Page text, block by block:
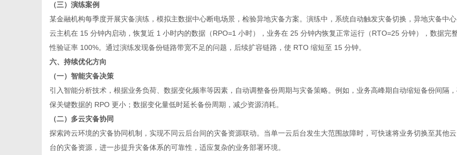
（三）演练案例
某金融机构每季度开展灾备演练，模拟主数据中心断电场景，检验异地灾备方案。演练中，系统自动触发灾备切换，异地灾备中
云主机在 15 分钟内启动，恢复近 1 小时内的数据（RPO=1 小时），业务在 25 分钟内恢复正常运行（RTO=25 分钟），数据完
性验证率 100%。通过演练发现备份链路带宽不足的问题，后续扩容链路，使 RTO 缩短至 15 分钟。
六、持续优化方向
（一）智能灾备决策
引入智能分析技术，根据业务负荷、数据变化频率等因素，自动调整备份周期与灾备策略。例如，业务高峰期自动缩短备份间隔
保关键数据的 RPO 更小；数据变化量低时延长备份周期，减少资源消耗。
（二）多云灾备协同
探索跨云环境的灾备协同机制，实现不同云后台间的灾备资源联动。当单一云后台发生大范围故障时，可快速将业务切换至其他
台的灾备资源，进一步提升灾备体系的可靠性，适应复杂的业务部署环境。